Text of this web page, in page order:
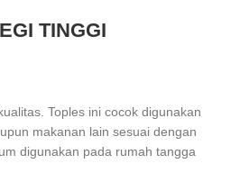
TINGGI
Toples ini cocok digunakan
makanan lain sesuai dengan
digunakan pada rumah tangga